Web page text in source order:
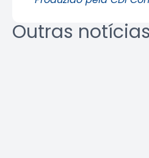
Outras notícias